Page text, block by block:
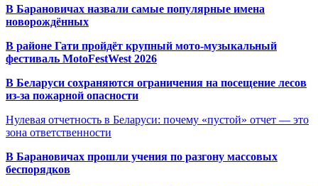
В Барановичах назвали самые популярные имена
новорождённых
В районе Гати пройдёт крупный мото-музыкальный
фестиваль MotoFestWest 2026
В Беларуси сохраняются ограничения на посещение лесов
из-за пожарной опасности
Нулевая отчетность в Беларуси: почему «пустой» отчет — это
зона ответственности
В Барановичах прошли учения по разгону массовых
беспорядков